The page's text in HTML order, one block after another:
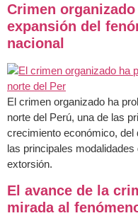
Crimen
expansión del
nacional
El crimen organizado ha
norte del Perú, una de las
crecimiento económico, del
las principales
extorsión.
El avance de la
mirada al